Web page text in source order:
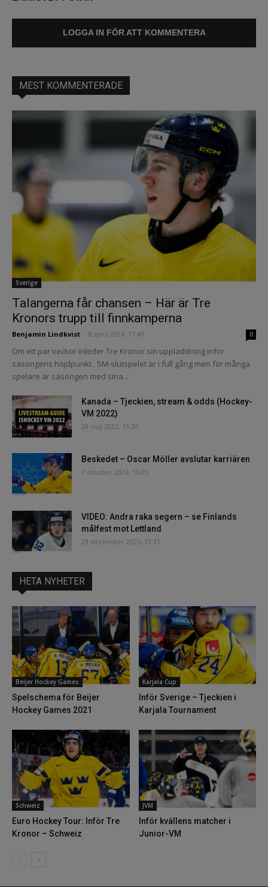
LOGGA IN FÖR ATT KOMMENTERA
MEST KOMMENTERADE
Sverige
Talangerna får chansen – Här är Tre
Kronors trupp till finnkamperna
Benjamin Lindkvist 8 april 2024, 17:49 0
Om ett par veckor inleder Tre Kronor sin uppladdning inför
säsongens höjdpunkt. SM-slutspelet är i full gång men för många
spelare är säsongen med sina...
Kanada – Tjeckien, stream & odds (Hockey-
VM 2022)
28 maj 2022, 13:20
Beskedet – Oscar Möller avslutar karriären
7 oktober 2024, 15:05
VIDEO: Andra raka segern – se Finlands
målfest mot Lettland
29 december 2025, 13:31
HETA NYHETER
Beijer Hockey Games
Spelschema för Beijer
Hockey Games 2021
Karjala Cup
Inför Sverige – Tjeckien i
Karjala Tournament
Schweiz
Euro Hockey Tour: Inför Tre
Kronor – Schweiz
JVM
Inför kvällens matcher i
Junior-VM